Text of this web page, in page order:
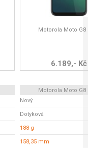
Motorola Moto G8
6.189,- Kč
Motorola Moto G8
Nový
Dotyková
188 g
158,35 mm